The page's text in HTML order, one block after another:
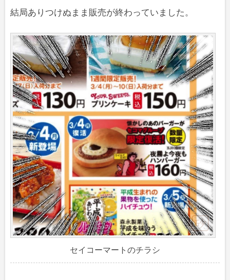
結局ありつけぬまま販売が終わっていました。
セイコーマートのチラシ